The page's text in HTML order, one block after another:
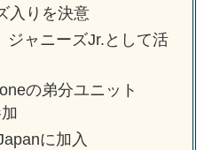
入りを決意
ジャニーズJr.として活
の弟分ユニット
に加入